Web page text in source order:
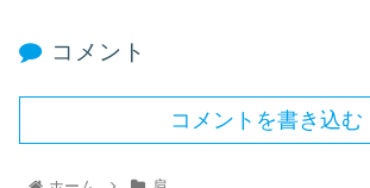
コメント
コメントを書き込む